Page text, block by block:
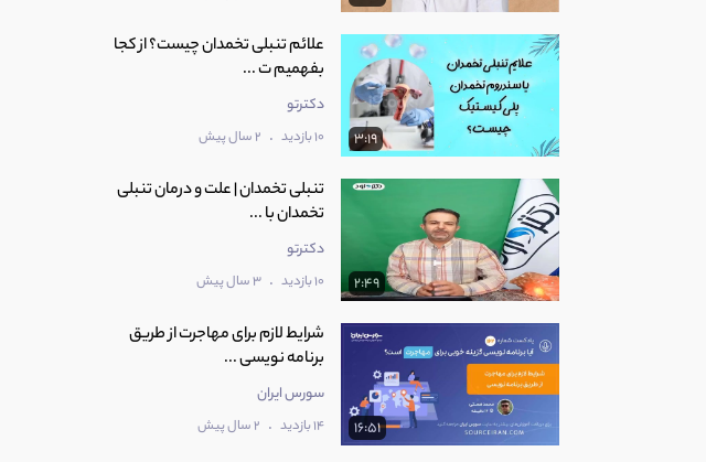
3:19
علائم تنبلی تخمدان چیست؟ از کجا
بفهمیم ت ...
دکترتو
10 بازدید . 2 سال پیش
2:49
تنبلی تخمدان | علت و درمان تنبلی
تخمدان با ...
دکترتو
10 بازدید . 3 سال پیش
16:51
شرایط لازم برای مهاجرت از طریق
برنامه نویسی ...
سورس ایران
14 بازدید . 2 سال پیش